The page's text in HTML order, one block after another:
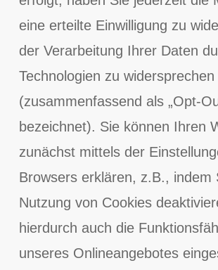
eine erteilte Einwilligung zu
der Verarbeitung Ihrer Daten
Technologien zu widersprechen
(zusammenfassend als „Opt-
bezeichnet). Sie können Ihren
zunächst mittels der
Browsers erklären, z.B., indem
Nutzung von Cookies
hierdurch auch die
unseres Onlineangebotes